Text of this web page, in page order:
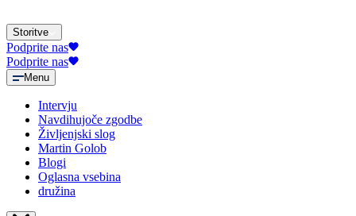
Storitve
Podprite nas
Podprite nas
Menu
Intervju
Navdihujoče zgodbe
Življenjski slog
Martin Golob
Blogi
Oglasna vsebina
družina